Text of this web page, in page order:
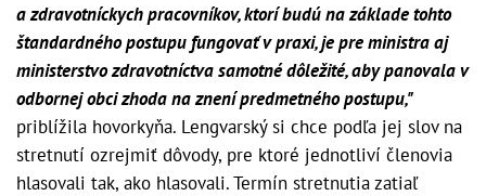
a zdravotníckych pracovníkov, ktorí budú na základe tohto
štandardného postupu fungovať v praxi, je pre ministra aj
ministerstvo zdravotníctva samotné dôležité, aby panovala v
odbornej obci zhoda na znení predmetného postupu,"
priblížila hovorkyňa. Lengvarský si chce podľa jej slov na
stretnutí ozrejmiť dôvody, pre ktoré jednotliví členovia
hlasovali tak, ako hlasovali. Termín stretnutia zatiaľ